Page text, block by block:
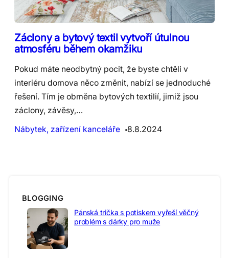
Záclony a bytový textil vytvoří útulnou
atmosféru během okamžiku
Pokud máte neodbytný pocit, že byste chtěli v
interiéru domova něco změnit, nabízí se jednoduché
řešení. Tím je obměna bytových textilií, jimiž jsou
záclony, závěsy,…
Nábytek, zařízení kanceláře
8.8.2024
BLOGGING
Pánská trička s potiskem vyřeší věčný
problém s dárky pro muže